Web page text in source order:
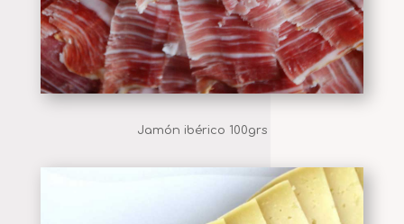
Jamón ibérico 100grs